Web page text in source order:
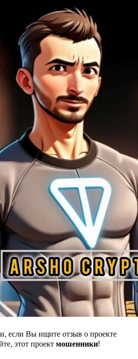
если Вы ищите отзыв о проекте
этот проектмошенники!